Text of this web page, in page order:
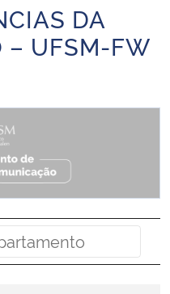
e Comunicações
DA
– UFSM-FW